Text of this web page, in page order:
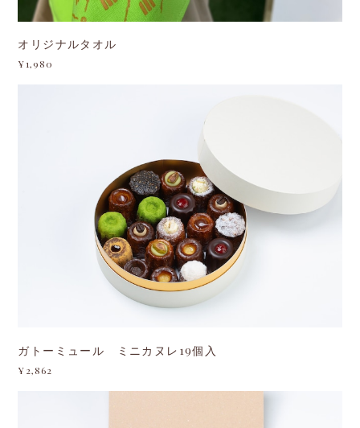
オリジナルタオル
¥1,980
ガトーミュール ミニカヌレ19個入
¥2,862